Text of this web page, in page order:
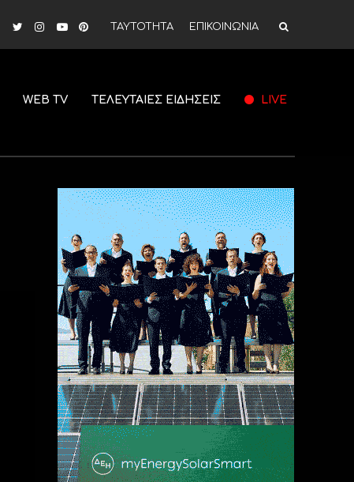
ΤΑΥΤΟΤΗΤΑ ΕΠΙΚΟΙΝΩΝΙΑ
WEB TV ΤΕΛΕΥΤΑΙΕΣ ΕΙΔΗΣΕΙΣ LIVE